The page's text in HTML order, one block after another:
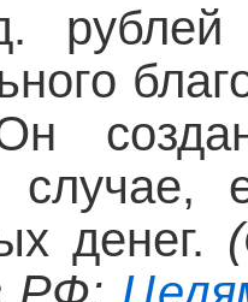
денег.